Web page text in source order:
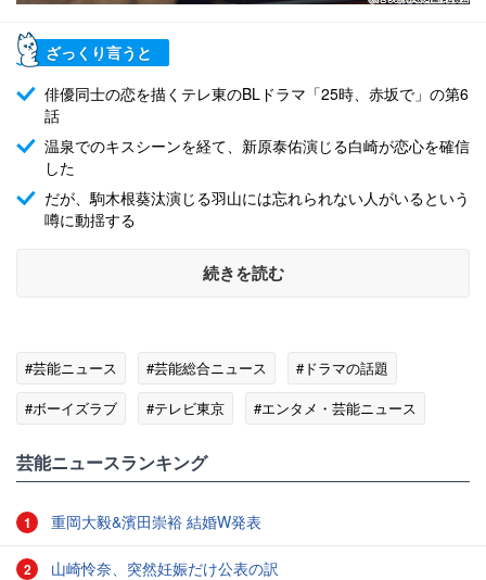
ざっくり言うと
俳優同士の恋を描くテレ東のBLドラマ「25時、赤坂で」の第6
話
温泉でのキスシーンを経て、新原泰佑演じる白崎が恋心を確信
した
だが、駒木根葵汰演じる羽山には忘れられない人がいるという
噂に動揺する
続きを読む
#芸能ニュース #芸能総合ニュース
#ドラマの話題
#ボーイズラブ
#テレビ東京 #エンタメ・芸能ニュース
芸能ニュースランキング
1 重岡大毅&濱田崇裕 結婚W発表
2 山崎怜奈、突然妊娠だけ公表の訳